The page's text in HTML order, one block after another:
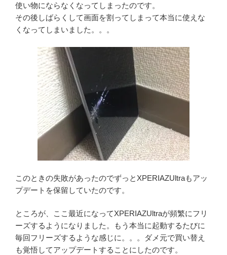
使い物にならなくなってしまったのです。
その後しばらくして画面を割ってしまって本当に使えな
くなってしまいました。。。
このときの失敗があったのでずっとXPERIAZUltraもアッ
プデートを保留していたのです。
ところが、ここ最近になってXPERIAZUltraが頻繁にフリ
ーズするようになりました。もう本当に起動するたびに
毎回フリーズするような感じに。。。ダメ元で買い替え
も覚悟してアップデートすることにしたのです。